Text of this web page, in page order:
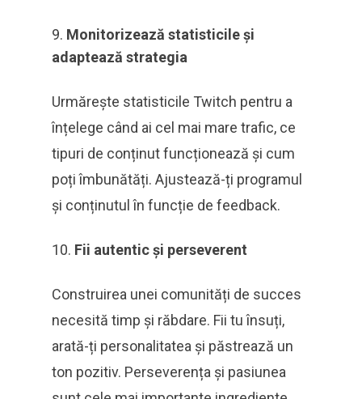
Monitorizează statisticile și
adaptează strategia
Urmărește statisticile Twitch pentru a
înțelege când ai cel mai mare trafic, ce
tipuri de conținut funcționează și cum
poți îmbunătăți. Ajustează-ți programul
și conținutul în funcție de feedback.
Fii autentic și perseverent
Construirea unei comunități de succes
necesită timp și răbdare. Fii tu însuți,
arată-ți personalitatea și păstrează un
ton pozitiv. Perseverența și pasiunea